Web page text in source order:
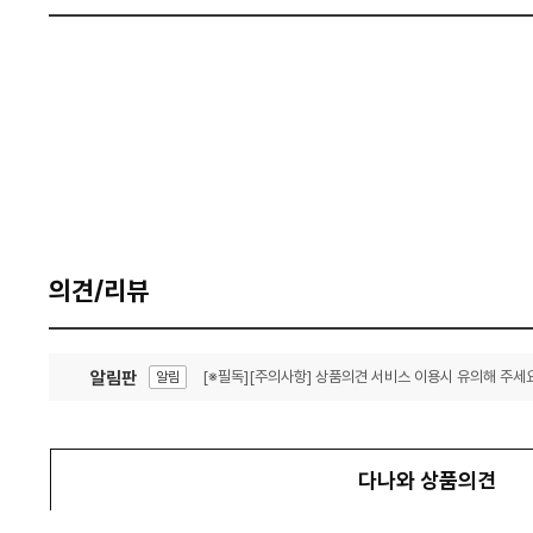
의견/리뷰
알림판 알림 [※필독][주의사항] 상품의견 서비스 이용시 유의해 주세
다나와 상품의견